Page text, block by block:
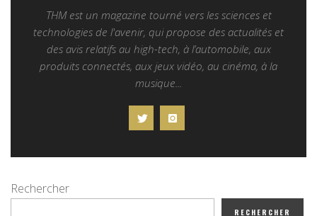
THM est un magazine tourné vers les sciences et
technologies de l'avenir, qui propose des actualités et
des avis relatifs au high-tech, à l’automobile, aux
produits connectés, aux jeux vidéo, au cinéma, à la
musique...
Rechercher
RECHERCHER